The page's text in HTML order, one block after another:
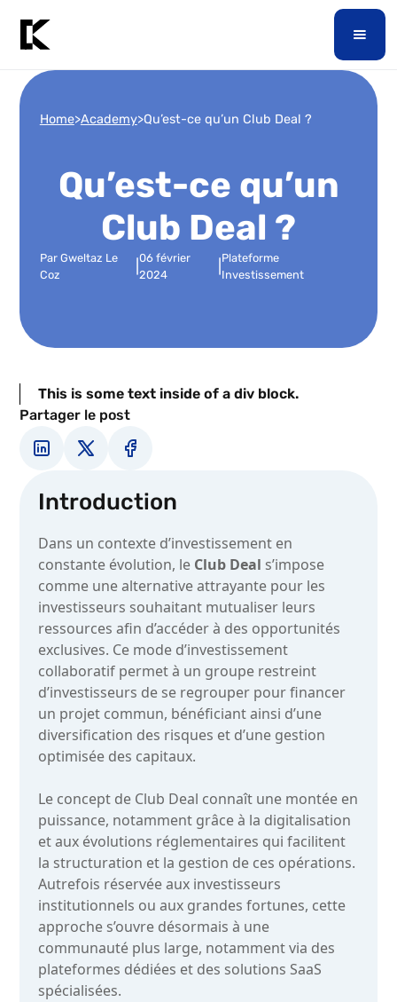
Home>Academy>Qu’est-ce qu’un Club Deal ?
Qu’est-ce qu’un
Club Deal ?
Par Gweltaz Le
Coz
06 février
2024
Plateforme
Investissement
This is some text inside of a div block.
Partager le post
Introduction
Dans un contexte d’investissement en
constante évolution, le Club Deal s’impose
comme une alternative attrayante pour les
investisseurs souhaitant mutualiser leurs
ressources afin d’accéder à des opportunités
exclusives. Ce mode d’investissement
collaboratif permet à un groupe restreint
d’investisseurs de se regrouper pour financer
un projet commun, bénéficiant ainsi d’une
diversification des risques et d’une gestion
optimisée des capitaux.
Le concept de Club Deal connaît une montée en
puissance, notamment grâce à la digitalisation
et aux évolutions réglementaires qui facilitent
la structuration et la gestion de ces opérations.
Autrefois réservée aux investisseurs
institutionnels ou aux grandes fortunes, cette
approche s’ouvre désormais à une
communauté plus large, notamment via des
plateformes dédiées et des solutions SaaS
spécialisées.